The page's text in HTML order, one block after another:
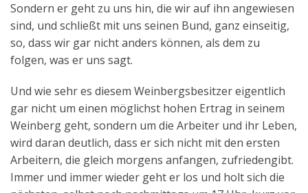
Sondern er geht zu uns hin, die wir auf ihn angewiesen
sind, und schließt mit uns seinen Bund, ganz einseitig,
so, dass wir gar nicht anders können, als dem zu
folgen, was er uns sagt.
Und wie sehr es diesem Weinbergsbesitzer eigentlich
gar nicht um einen möglichst hohen Ertrag in seinem
Weinberg geht, sondern um die Arbeiter und ihr Leben,
wird daran deutlich, dass er sich nicht mit den ersten
Arbeitern, die gleich morgens anfangen, zufriedengibt.
Immer und immer wieder geht er los und holt sich die